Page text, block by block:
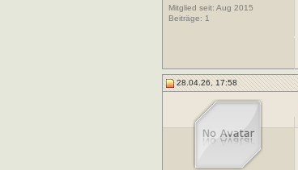
Mitglied seit: Aug 2015
Beiträge: 1
28.04.26, 17:58